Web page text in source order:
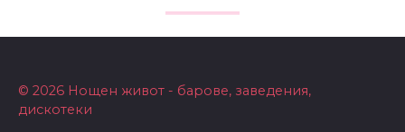
© 2026 Нощен живот - барове, заведения,
дискотеки